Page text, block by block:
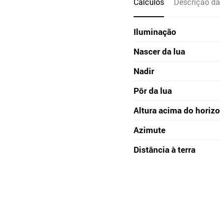
Iluminação
Nascer da lua
Nadir
Pôr da lua
Altura acima do
Azimute
Distância à terra